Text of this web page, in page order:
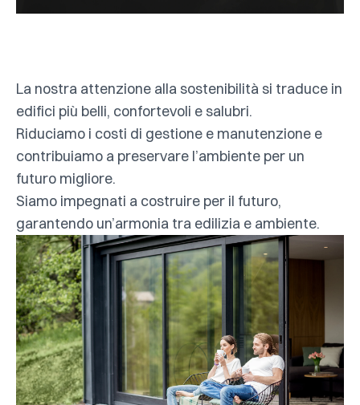
La nostra attenzione alla sostenibilità si traduce in
edifici più belli, confortevoli e salubri.
Riduciamo i costi di gestione e manutenzione e
contribuiamo a preservare l’ambiente per un
futuro migliore.
Siamo impegnati a costruire per il futuro,
garantendo un’armonia tra edilizia e ambiente.